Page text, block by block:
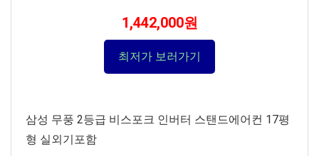
1,442,000원
최저가 보러가기
삼성 무풍 2등급 비스포크 인버터 스탠드에어컨 17평
형 실외기포함